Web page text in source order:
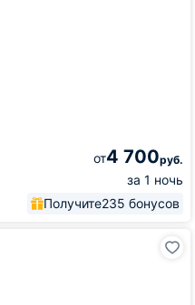
от4 700руб.
за 1 ночь
Получите235 бонусов